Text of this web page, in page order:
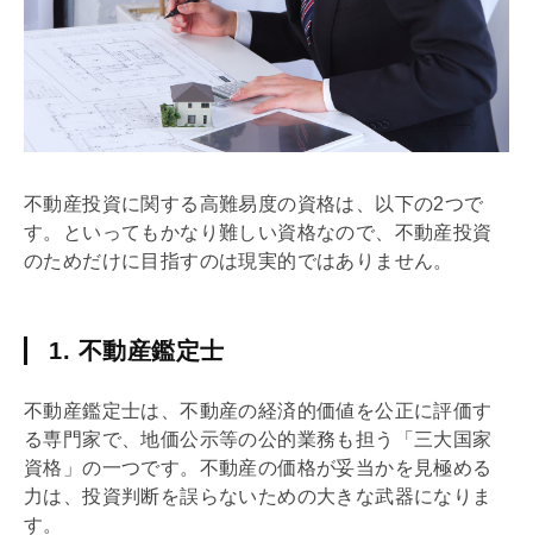
不動産投資に関する高難易度の資格は、以下の2つで
す。といってもかなり難しい資格なので、不動産投資
のためだけに目指すのは現実的ではありません。
1. 不動産鑑定士
不動産鑑定士は、不動産の経済的価値を公正に評価す
る専門家で、地価公示等の公的業務も担う「三大国家
資格」の一つです。不動産の価格が妥当かを見極める
力は、投資判断を誤らないための大きな武器になりま
す。